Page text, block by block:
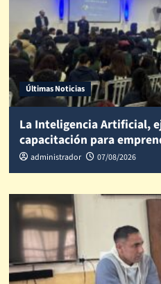
Últimas Noticias
La Inteligencia Artificial,
capacitación para
administrador 07/08/2026